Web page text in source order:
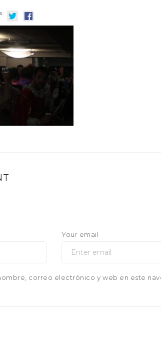
Your email
correo electrónico y web en este